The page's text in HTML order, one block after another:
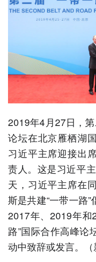
2019年4月27日，
论坛在北京雁栖湖
习近平主席迎接出
责人。这是习近平
天，习近平主席在
斯是共建“一带一路
2017年、2019年和
路”国际合作高峰论
动中致辞或发言。（